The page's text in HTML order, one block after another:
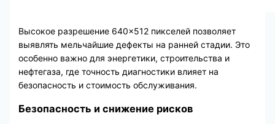
Высокое разрешение 640×512 пикселей позволяет
выявлять мельчайшие дефекты на ранней стадии. Это
особенно важно для энергетики, строительства и
нефтегаза, где точность диагностики влияет на
безопасность и стоимость обслуживания.
Безопасность и снижение рисков